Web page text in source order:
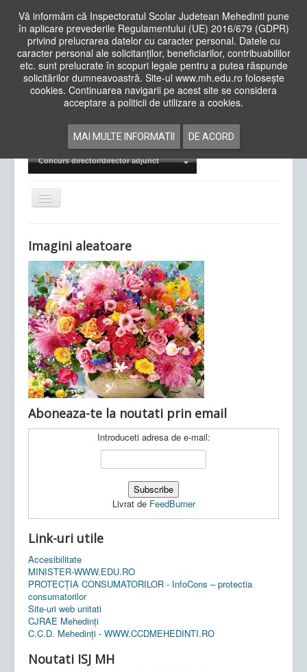
Vă informăm că Inspectoratul Scolar Judetean Mehedinti pune
în aplicare prevederile Regulamentului (UE) 2016/679 (GDPR)
privind prelucrarea datelor cu caracter personal. Datele cu
caracter personal ale solicitanților, beneficiarilor, contribuabililor
etc. sunt prelucrate în scopuri legale pentru a putea răspunde
solicitărilor dumneavoastră. Site-ul www.mh.edu.ro folosește
cookies. Continuarea navigarii pe acest site se considera
acceptare a politicii de utilizare a cookies.
MAI MULTE INFORMATII DE ACORD
Cauta
in
siteAcasa Cadre Didactice
Examene Naționale
Concurs director/director adjunct
Comută
navigarea
Ultimele articole: Vi, 04.11.2022 -Inspectoratul Școlar
Județean Mehedinți
Imagini aleatoare
Aboneaza-te la noutati prin email
Introduceti adresa de e-mail:
Livrat de FeedBurner
Link-uri utile
Accesibilitate
MINISTER-WWW.EDU.RO
PROTECȚIA CONSUMATORILOR - InfoCons – protectia
consumatorilor
Site-uri web unitati
CJRAE Mehedinți
C.C.D. Mehedinţi - WWW.CCDMEHEDINTI.RO
Noutati ISJ MH